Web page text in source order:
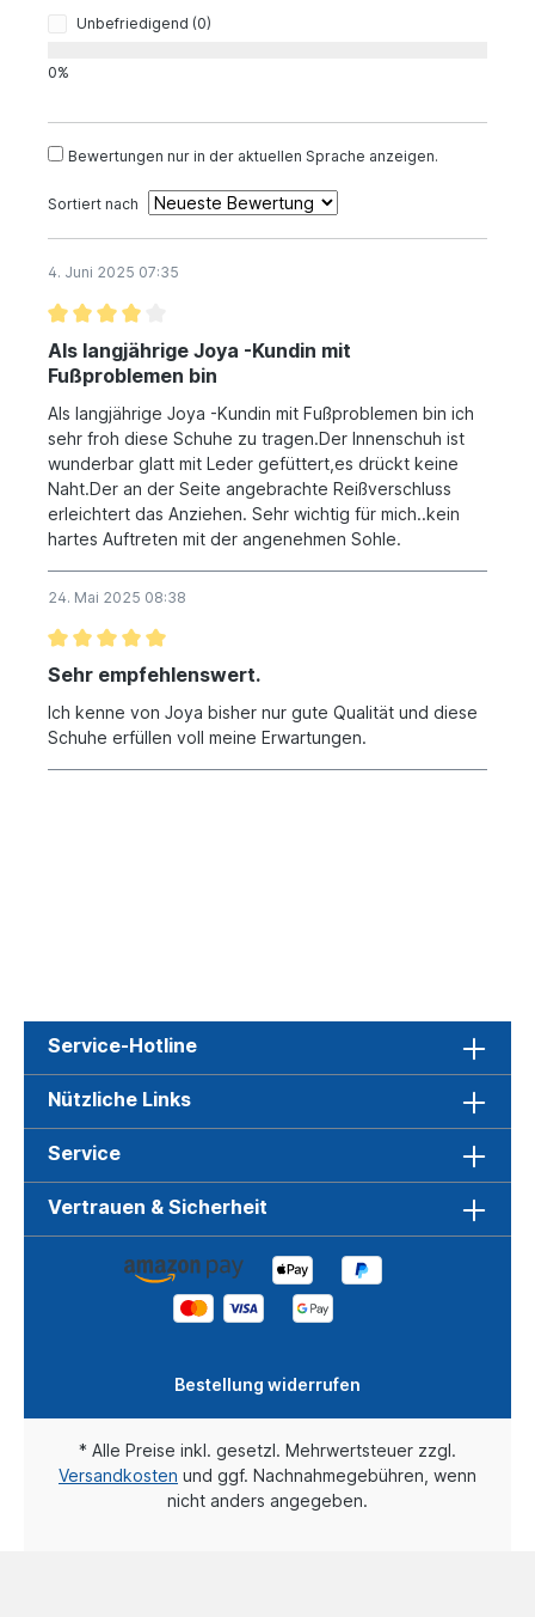
Unbefriedigend (0)
0%
Bewertungen nur in der aktuellen Sprache anzeigen.
Sortiert nach
4. Juni 2025 07:35
Als langjährige Joya -Kundin mit
Fußproblemen bin
Als langjährige Joya -Kundin mit Fußproblemen bin ich
sehr froh diese Schuhe zu tragen.Der Innenschuh ist
wunderbar glatt mit Leder gefüttert,es drückt keine
Naht.Der an der Seite angebrachte Reißverschluss
erleichtert das Anziehen. Sehr wichtig für mich..kein
hartes Auftreten mit der angenehmen Sohle.
24. Mai 2025 08:38
Sehr empfehlenswert.
Ich kenne von Joya bisher nur gute Qualität und diese
Schuhe erfüllen voll meine Erwartungen.
Service-Hotline
Nützliche Links
Service
Vertrauen & Sicherheit
Bestellung widerrufen
* Alle Preise inkl. gesetzl. Mehrwertsteuer zzgl.
Versandkosten und ggf. Nachnahmegebühren, wenn
nicht anders angegeben.